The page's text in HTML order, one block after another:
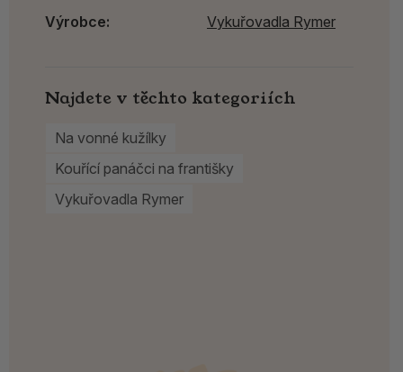
Výrobce:
Vykuřovadla Rymer
Najdete v těchto kategoriích
Na vonné kužílky
Kouřící panáčci na františky
Vykuřovadla Rymer